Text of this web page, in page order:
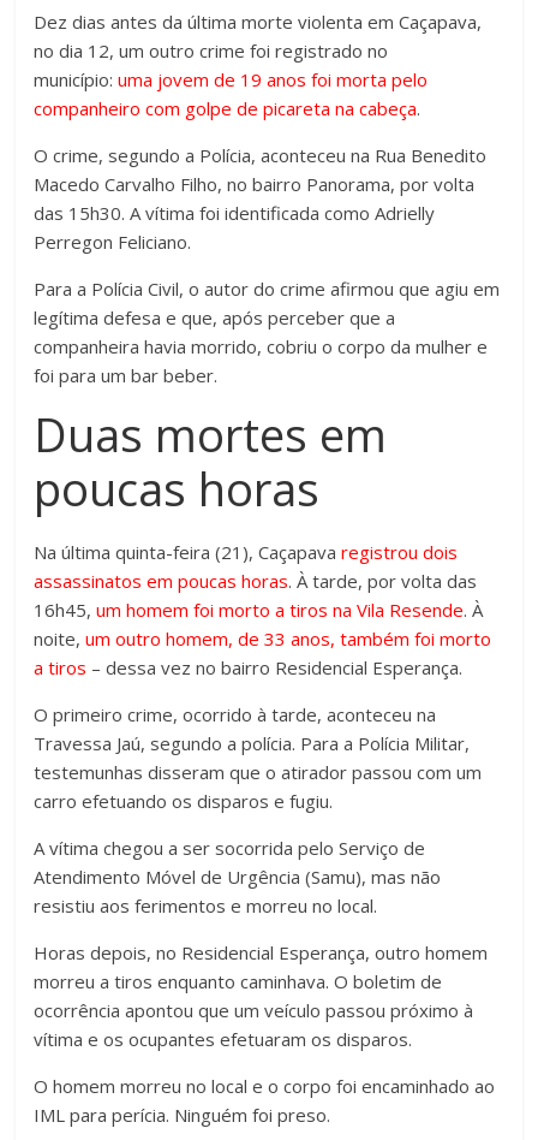
Dez dias antes da última morte violenta em Caçapava,
no dia 12, um outro crime foi registrado no
município:uma jovem de 19 anos foi morta pelo
companheiro com golpe de picareta na cabeça.
O crime, segundo a Polícia, aconteceu na Rua Benedito
Macedo Carvalho Filho, no bairro Panorama, por volta
das 15h30. A vítima foi identificada como Adrielly
Perregon Feliciano.
Para a Polícia Civil, o autor do crime afirmou que agiu em
legítima defesa e que, após perceber que a
companheira havia morrido, cobriu o corpo da mulher e
foi para um bar beber.
Duas mortes em
poucas horas
Na última quinta-feira (21), Caçapavaregistrou dois
assassinatos em poucas horas. À tarde, por volta das
16h45,um homem foi morto a tiros na Vila Resende. À
noite,um outro homem, de 33 anos, também foi morto
a tiros – dessa vez no bairro Residencial Esperança.
O primeiro crime, ocorrido à tarde, aconteceu na
Travessa Jaú, segundo a polícia. Para a Polícia Militar,
testemunhas disseram que o atirador passou com um
carro efetuando os disparos e fugiu.
A vítima chegou a ser socorrida pelo Serviço de
Atendimento Móvel de Urgência (Samu), mas não
resistiu aos ferimentos e morreu no local.
Horas depois, no Residencial Esperança, outro homem
morreu a tiros enquanto caminhava. O boletim de
ocorrência apontou que um veículo passou próximo à
vítima e os ocupantes efetuaram os disparos.
O homem morreu no local e o corpo foi encaminhado ao
IML para perícia. Ninguém foi preso.